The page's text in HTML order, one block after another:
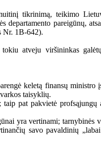
tikrinimą, teikimo
pareigūnų,
Nr. 1B-642).
atveju viršininkas
keletą finansų ministro
taisyklių.
pat pakvietė profsąjungų
yra vertinami; tarnybinės
savo pavaldinių